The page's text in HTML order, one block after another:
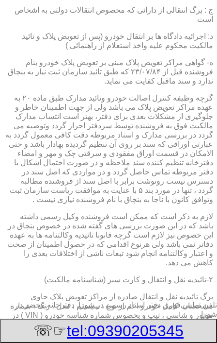
ج : برگ انتقالی از دارائی که مخصوص انتقالات دولتی به اشخاص
است
د: اجرائیه دادگاه ها بر انتقال خودرو (پس از تعویض پلاک و تائید
مالکیت محکوم علیه واخذ استعلام از راهنمائی )
ه- گواهی مراکز تعویض پلاک مبنی بر تعویض پلاک خودرو بنام
فروشنده قبل از ۲۳/۰۷/۸۴ که طبق تائید سازمان ثبت نیاز به بنچاق
ندارد و سند ماقبل کفایت می نماید.
گرچه وظیفه کنترل اصالت خودرو وتائید مدارک طبق ماده ۲۰ به
عهده مراکز تعویض پلاک می باشد ولی از جهت اطمینان خاطر و
جلوگیری از مشکلات بعدی برای دفتر، بهتر است انتساب مدارک
مالکیت فوق به فروشنده توسط سردفتر احراز گردد وتوصیه می
گردد در بررسی مدارک و اسناد مربوطه دقت کافی معمول گردد به
عبارتی اوراقی که سند بر روی آن تنظیم گردیده بهادار باشد و حتی
الامکان در قسمت اوراق مفقودی و سرقتی چک و مهر و امضاء
دفترخانه تنظیم کننده سند ملاحظه و در صورت احتمال اشکال با
دفتر مربوطه تماس حاصل گردد و در مواردی که اصل سند در
دسترس نیست رونوشت برابر با اصل سند از فروشنده مطالبه
گردد ، تنها در مورد بند ۵ با عنایت به موافقت ریاست سازمان ثبت
وتوافق کانون با ناجا به بنچاق با نام فروشنده نیازی نیست .
لازم به ذکر است که ممکن است فروشنده وکیل رسمی داشته
باشد که در این صورت بررسی های گفته شده در خصوص بنچاق در
این خصوص نیز لازم است گرچه قانونا تائیدیه وکالتنامه ها به عهده
دفاتر نمی باشد ولی هرنوع اقدامی که در حصول اطمینان از صحت
و اعتبار وکالتنامه انجام شود تبعات ناشی از اختلافات بعدی را
کاهش می دهد.
۲-تائیدیه نقل و انتقال و کارت سبز (شناسنامه مالکیت)
برگ تائیدیه نقل و انتقال صادره از مراکز تعویض پلاک حاوی
مشخصات کامل خودرو اعم از نوع ، سیستم ، مدل ، رنگ ، شماره
موتور و شاسی ، تیپ و بخصوس شماره شناسه خودرو ( VIN ) در
صدر صفحه و مشخصات فروشنده و خریدار اعم از مشخصات
سجلی و شماره ملی و کدپستی و آدرس و شماره انتظامی
تلفن تماس فوری دفتر اسناد رسمی در شورا, دفترخانه,محضر در
شورا
tel:09390205345
☞☏